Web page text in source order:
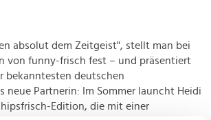
absolut dem Zeitgeist", stellt man bei
von funny-frisch fest – und präsentiert
bekanntesten deutschen
neue Partnerin: Im Sommer launcht Heidi
Edition, die mit einer